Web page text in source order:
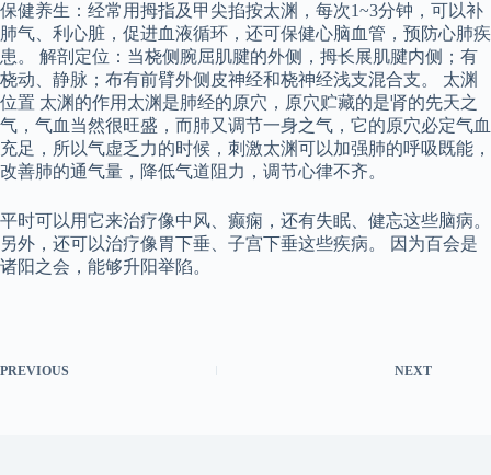
保健养生：经常用拇指及甲尖掐按太渊，每次1~3分钟，可以补
肺气、利心脏，促进血液循环，还可保健心脑血管，预防心肺疾
患。 解剖定位：当桡侧腕屈肌腱的外侧，拇长展肌腱内侧；有
桡动、静脉；布有前臂外侧皮神经和桡神经浅支混合支。 太渊
位置 太渊的作用太渊是肺经的原穴，原穴贮藏的是肾的先天之
气，气血当然很旺盛，而肺又调节一身之气，它的原穴必定气血
充足，所以气虚乏力的时候，刺激太渊可以加强肺的呼吸既能，
改善肺的通气量，降低气道阻力，调节心律不齐。
平时可以用它来治疗像中风、癫痫，还有失眠、健忘这些脑病。
另外，还可以治疗像胃下垂、子宫下垂这些疾病。 因为百会是
诸阳之会，能够升阳举陷。
PREVIOUS NEXT